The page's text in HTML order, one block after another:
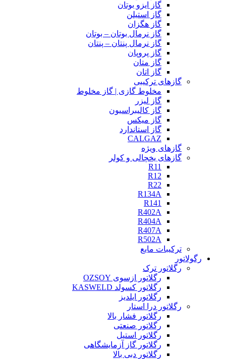
گاز ایزو بوتان
گاز استیلن
گاز هگزان
گاز نرمال بوتان – بوتان
گاز نرمال پنتان – پنتان
گاز پروپان
گاز متان
گاز اتان
گازهای ترکیبی
مخلوط گازی | گاز مخلوط
گاز لیزر
گاز کالیبراسیون
گاز میکس
گاز استاندارد
CALGAZ
گازهای ویژه
گازهای یخچالی و کولر
R11
R12
R22
R134A
R141
R402A
R404A
R407A
R502A
ترکیبات مایع
رگولاتور
رگلاتور ترک
رگلاتور ازسوی OZSOY
رگلاتور کسولد KASWELD
رگلاتور ایلدیز
رگلاتور درا استار
رگلاتور فشار بالا
رگلاتور صنعتی
رگلاتور استیل
رگلاتور گاز آزمایشگاهی
رگلاتور دبی بالا